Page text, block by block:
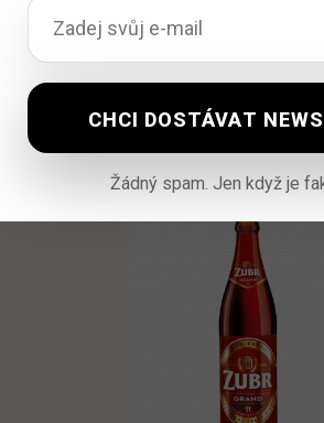
1 112,80Kčvč.
Žádný spam. Jen když je